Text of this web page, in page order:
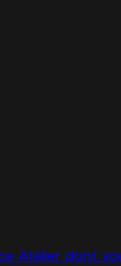
Atelier dont